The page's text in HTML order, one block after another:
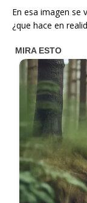
En esa imagen se
¿que hace en